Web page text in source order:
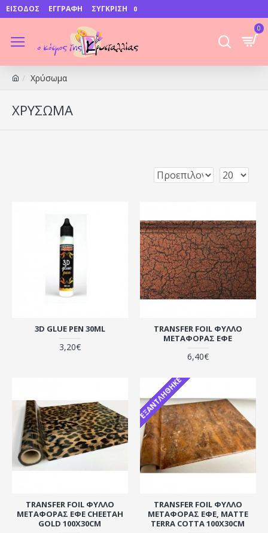
ΕΊΣΟΔΟΣ ΕΓΓΡΑΦΉ ΣΎΓΚΡΙΣΗ 0
0
Χρύσωμα
ΧΡΎΣΩΜΑ
3D GLUE PEN 30ML
3,20€
TRANSFER FOIL ΦΎΛΛΟ
ΜΕΤΑΦΟΡΆΣ ΕΦΈ
6,40€
TRANSFER FOIL ΦΎΛΛΟ
ΜΕΤΑΦΟΡΆΣ ΕΦΈ CHEETAH
GOLD 100X30CM
ΕΞΑΝΤΛΉΘΗΚΕ
TRANSFER FOIL ΦΎΛΛΟ
ΜΕΤΑΦΟΡΆΣ ΕΦΈ, MATTE
TERRA COTTA 100X30CM